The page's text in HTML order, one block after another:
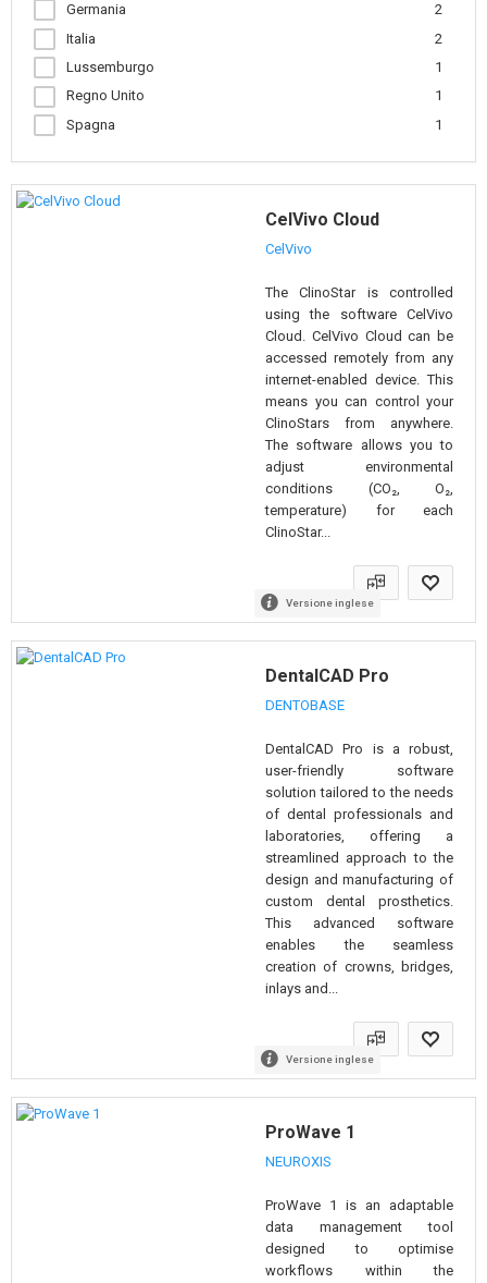
Germania
2
Italia
2
Lussemburgo
1
Regno Unito
1
Spagna
1
CelVivo Cloud
CelVivo
The ClinoStar is controlled
using the software CelVivo
Cloud. CelVivo Cloud can be
accessed remotely from any
internet-enabled device. This
means you can control your
ClinoStars from anywhere.
The software allows you to
adjust environmental
conditions (CO₂, O₂,
temperature) for each
ClinoStar...
Versione inglese
DentalCAD Pro
DENTOBASE
DentalCAD Pro is a robust,
user-friendly software
solution tailored to the needs
of dental professionals and
laboratories, offering a
streamlined approach to the
design and manufacturing of
custom dental prosthetics.
This advanced software
enables the seamless
creation of crowns, bridges,
inlays and...
Versione inglese
ProWave 1
NEUROXIS
ProWave 1 is an adaptable
data management tool
designed to optimise
workflows within the